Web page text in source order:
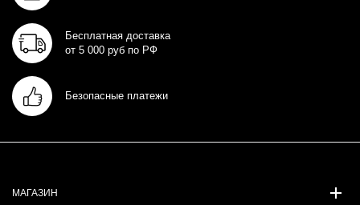
Бесплатная доставка
от 5 000 руб по РФ
Безопасные платежи
МАГАЗИН